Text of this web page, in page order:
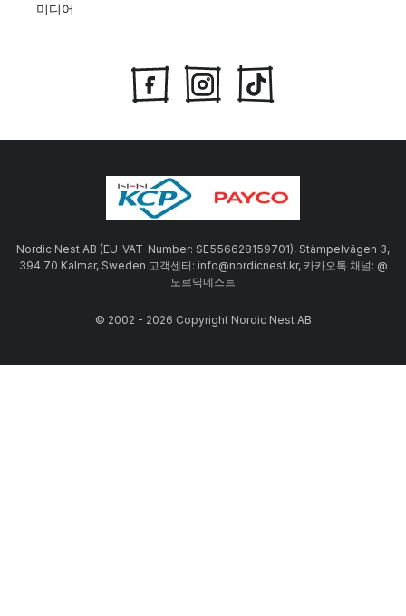
미디어
Nordic Nest AB (EU-VAT-Number: SE556628159701), Stämpelvägen 3,
394 70 Kalmar, Sweden 고객센터: info@nordicnest.kr, 카카오톡 채널: @
노르딕네스트
© 2002 - 2026 Copyright Nordic Nest AB